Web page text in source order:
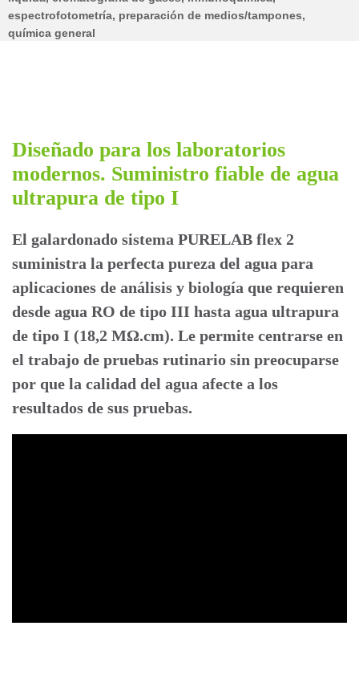
espectrofotometría, preparación de medios/tampones,
química general
Diseñado para los laboratorios
modernos. Suministro fiable de agua
ultrapura de tipo I
El galardonado sistema PURELAB flex 2
suministra la perfecta pureza del agua para
aplicaciones de análisis y biología que requieren
desde agua RO de tipo III hasta agua ultrapura
de tipo I (18,2 MΩ.cm). Le permite centrarse en
el trabajo de pruebas rutinario sin preocuparse
por que la calidad del agua afecte a los
resultados de sus pruebas.